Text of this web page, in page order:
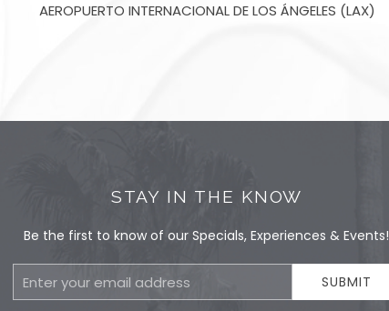
AEROPUERTO INTERNACIONAL DE LOS ÁNGELES (LAX)
STAY IN THE KNOW
Be the first to know of our Specials, Experiences & Events!
Email
Address
SUBMIT